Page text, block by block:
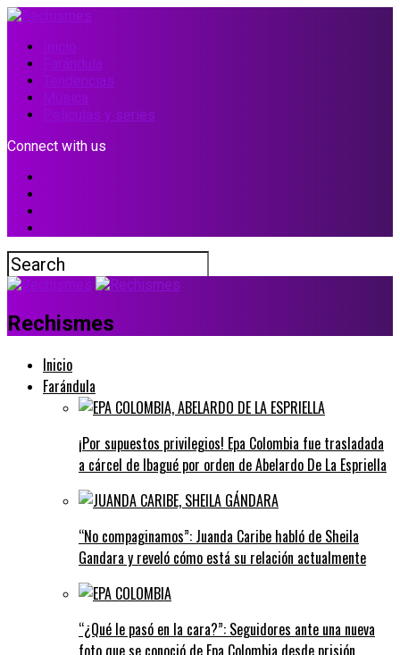
Inicio
Farándula
Tendencias
Música
Películas y series
Connect with us
Rechismes
Inicio
Farándula
¡Por supuestos privilegios! Epa Colombia fue trasladada
a cárcel de Ibagué por orden de Abelardo De La Espriella
“No compaginamos”: Juanda Caribe habló de Sheila
Gandara y reveló cómo está su relación actualmente
“¿Qué le pasó en la cara?”: Seguidores ante una nueva
foto que se conoció de Epa Colombia desde prisión